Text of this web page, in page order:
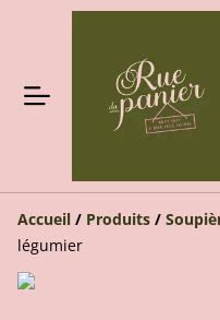
Accueil / Produits /
légumier